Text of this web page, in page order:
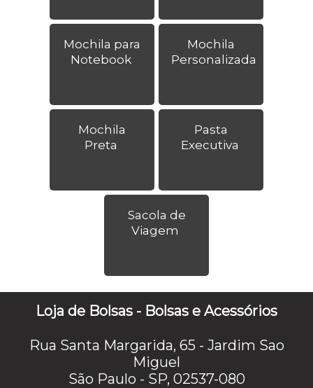
Mochila para
Notebook
Mochila
Personalizada
Mochila
Preta
Pasta
Executiva
Sacola de
Viagem
Loja de Bolsas - Bolsas e Acessórios
Rua Santa Margarida, 65 - Jardim Sao
Miguel
São Paulo - SP, 02537-080